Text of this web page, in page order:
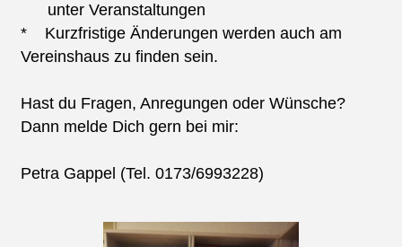
unter Veranstaltungen
* Kurzfristige Änderungen werden auch am
Vereinshaus zu finden sein.
Hast du Fragen, Anregungen oder Wünsche?
Dann melde Dich gern bei mir:
Petra Gappel (Tel. 0173/6993228)